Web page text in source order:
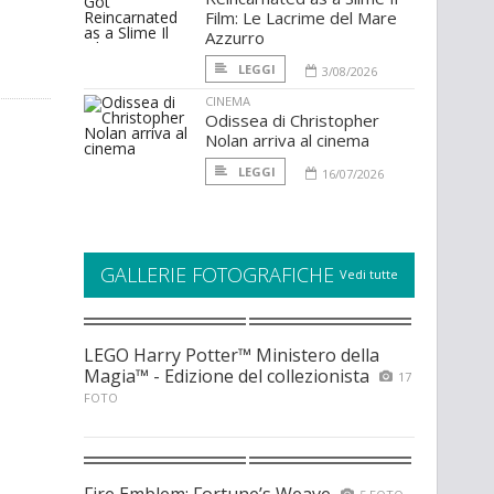
Film: Le Lacrime del Mare
Azzurro
LEGGI
3/08/2026
CINEMA
Odissea di Christopher
Nolan arriva al cinema
LEGGI 16/07/2026
GALLERIE FOTOGRAFICHE Vedi tutte
LEGO Harry Potter™ Ministero della
Magia™ - Edizione del collezionista
17
FOTO